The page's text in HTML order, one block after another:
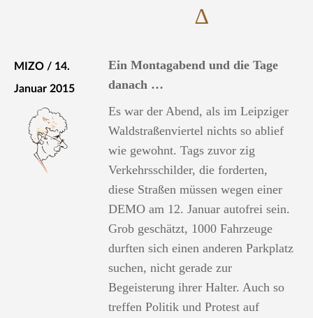
∆
MIZO / 14.
Januar 2015
Ein Montagabend und die Tage
danach …
Es war der Abend, als im Leipziger
Waldstraßenviertel nichts so ablief
wie gewohnt. Tags zuvor zig
Verkehrsschilder, die forderten,
diese Straßen müssen wegen einer
DEMO am 12. Januar autofrei sein.
Grob geschätzt, 1000 Fahrzeuge
durften sich einen anderen Parkplatz
suchen, nicht gerade zur
Begeisterung ihrer Halter. Auch so
treffen Politik und Protest auf